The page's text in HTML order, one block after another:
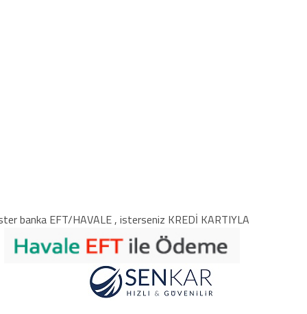
banka EFT/HAVALE , isterseniz KREDİ KARTIYLA